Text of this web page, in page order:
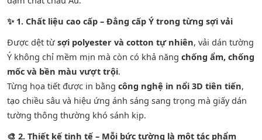
✨ 1. Chất liệu cao cấp – Đẳng cấp Ý trong từng sợi vải
Được dệt từsợi polyester và cotton tự nhiên, vải dán tường
Ý không chỉ mềm mịn mà còn có khả năng chống ẩm, chống
mốc và bền màu vượt trội.
Từng họa tiết được in bằng công nghệ in nổi 3D tiên tiến,
tạo chiều sâu và hiệu ứng ánh sáng sang trọng mà giấy dán
tường thông thường khó sánh kịp.
🎨 2. Thiết kế tinh tế – Mỗi bức tường là một tác phẩm